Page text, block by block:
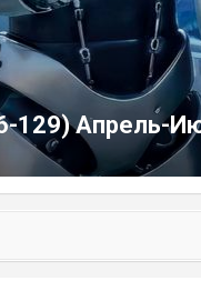
129) Апрель-